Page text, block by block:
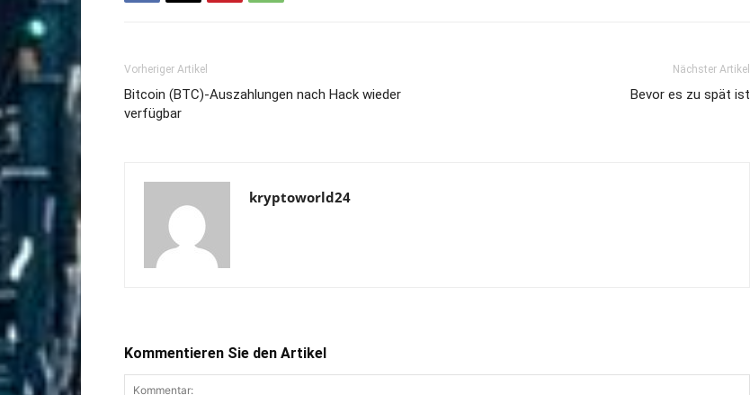
Vorheriger Artikel
Bitcoin (BTC)-Auszahlungen nach Hack wieder
verfügbar
Nächster Artikel
Bevor es zu spät ist
kryptoworld24
Kommentieren Sie den Artikel